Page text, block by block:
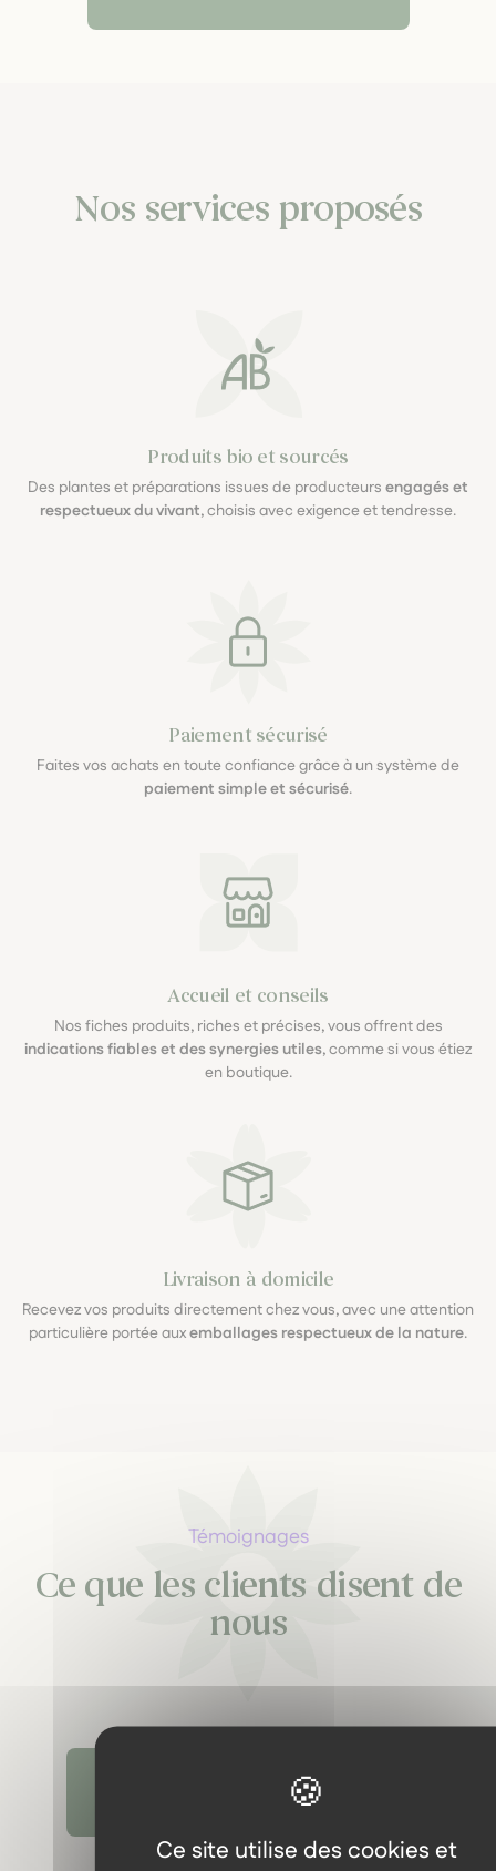
Ce site utilise des cookies et
Nos services proposés
Produits bio et sourcés
Des plantes et préparations issues de producteurs engagés et
respectueux du vivant, choisis avec exigence et tendresse.
Paiement sécurisé
Faites vos achats en toute confiance grâce à un système de
paiement simple et sécurisé.
Accueil et conseils
Nos fiches produits, riches et précises, vous offrent des
indications fiables et des synergies utiles, comme si vous étiez
en boutique.
Livraison à domicile
Recevez vos produits directement chez vous, avec une attention
particulière portée auxemballages respectueux de la nature.
Témoignages
Ce que les clients disent de
nous
Découvrir tous les témoignages